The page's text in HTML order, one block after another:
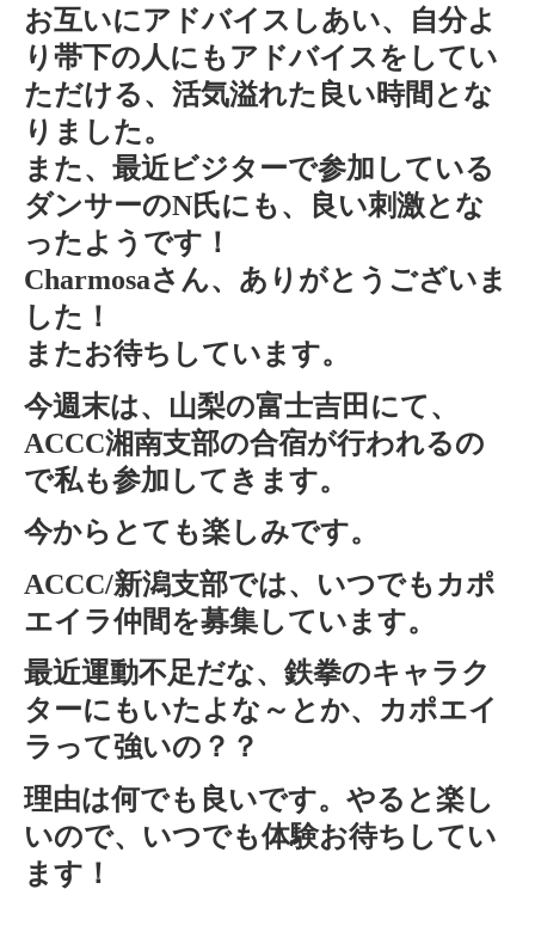
お互いにアドバイスしあい、自分よ
り帯下の人にもアドバイスをしてい
ただける、活気溢れた良い時間とな
りました。
また、最近ビジターで参加している
ダンサーのN氏にも、良い刺激とな
ったようです！
Charmosaさん、ありがとうございま
した！
またお待ちしています。
今週末は、山梨の富士吉田にて、
ACCC湘南支部の合宿が行われるの
で私も参加してきます。
今からとても楽しみです。
ACCC/新潟支部では、いつでもカポ
エイラ仲間を募集しています。
最近運動不足だな、鉄拳のキャラク
ターにもいたよな～とか、カポエイ
ラって強いの？？
理由は何でも良いです。やると楽し
いので、いつでも体験お待ちしてい
ます！